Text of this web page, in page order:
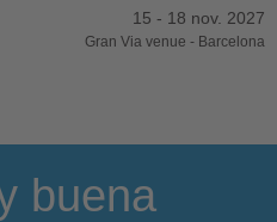
15 - 18 nov. 2027
Gran Via venue - Barcelona
buena